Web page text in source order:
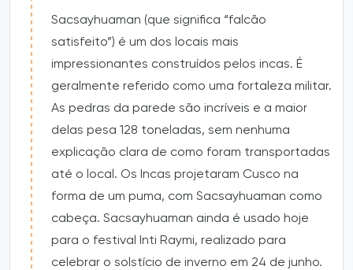
Sacsayhuaman (que significa “falcão
satisfeito”) é um dos locais mais
impressionantes construídos pelos incas. É
geralmente referido como uma fortaleza militar.
As pedras da parede são incríveis e a maior
delas pesa 128 toneladas, sem nenhuma
explicação clara de como foram transportadas
até o local. Os Incas projetaram Cusco na
forma de um puma, com Sacsayhuaman como
cabeça. Sacsayhuaman ainda é usado hoje
para o festival Inti Raymi, realizado para
celebrar o solstício de inverno em 24 de junho.